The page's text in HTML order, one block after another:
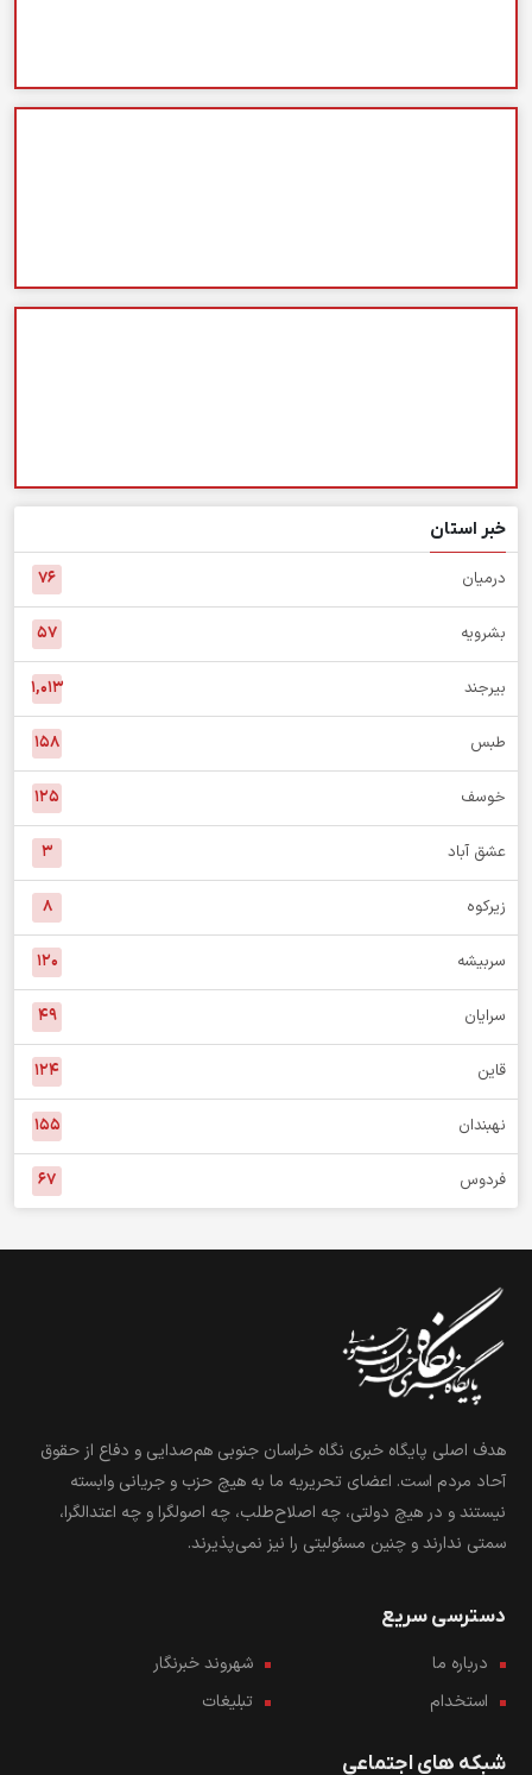
درمیان ۷۶
بشرویه ۵۷
بیرجند ۱,۰۱۳
طبس ۱۵۸
خوسف ۱۲۵
عشق آباد ۳
زیرکوه ۸
سربیشه ۱۲۰
سرایان ۴۹
نهبندان
فردوس
آحاد مردم است. اعضای تحریریه ما به هیچ حزب و جریانی وابسته
نیستند و در هیچ دولتی، چه اصلاح‌طلب، چه اصولگرا و چه اعتدالگرا،